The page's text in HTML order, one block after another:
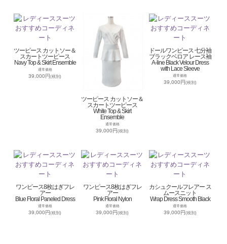
ツーピース カットソー＆
スカートツーピース
Navy Top & Skirt Ensemble
通常価格
39,000円(税別)
ツーピース カットソー＆
スカートツーピース
White Top & Skirt
Ensemble
通常価格
39,000円(税別)
ドールワンピース 七分袖
ブラックベロア レース袖
A-line Black Velour Dress
with Lace Sleeve
通常価格
39,000円(税別)
ワンピース8枚はぎフレ
アー
Blue Floral Paneled Dress
通常価格
39,000円(税別)
ワンピース8枚はぎフレ
アー
Pink Floral Nylon
通常価格
39,000円(税別)
カシュクールフレアー ス
ムースニット
Wrap Dress Smooth Black
通常価格
39,000円(税別)